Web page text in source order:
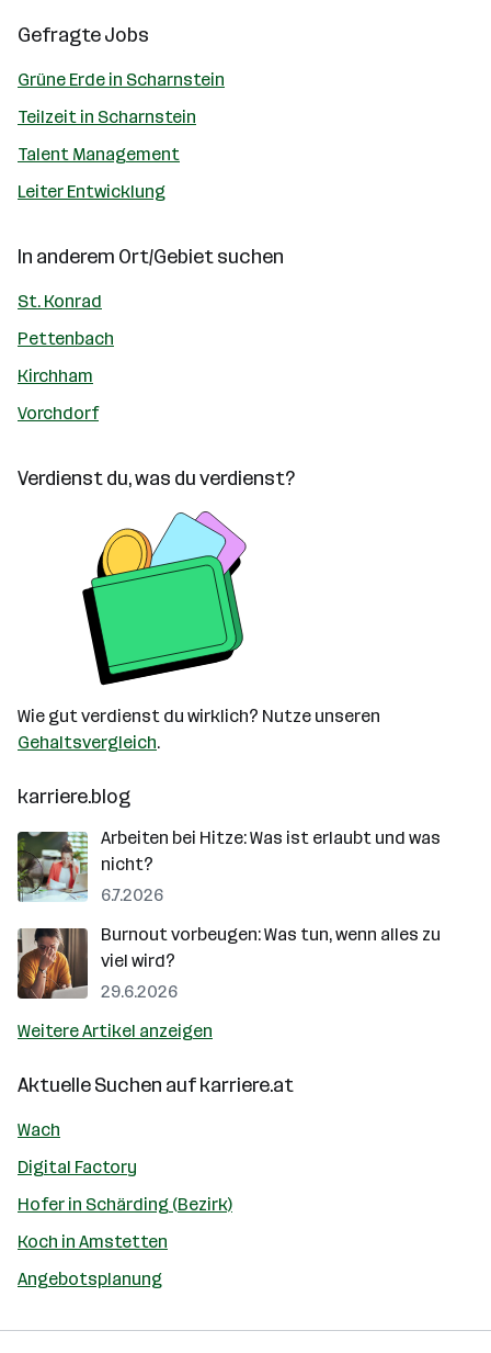
Gefragte Jobs
Grüne Erde in Scharnstein
Teilzeit in Scharnstein
Talent Management
Leiter Entwicklung
In anderem Ort/Gebiet suchen
St. Konrad
Pettenbach
Kirchham
Vorchdorf
Verdienst du, was du verdienst?
Wie gut verdienst du wirklich? Nutze unseren
Gehaltsvergleich.
karriere.blog
Arbeiten bei Hitze: Was ist erlaubt und was
nicht?
6.7.2026
Burnout vorbeugen: Was tun, wenn alles zu
viel wird?
29.6.2026
Weitere Artikel anzeigen
Aktuelle Suchen aufkarriere.at
Wach
Digital Factory
Hofer in Schärding (Bezirk)
Koch in Amstetten
Angebotsplanung